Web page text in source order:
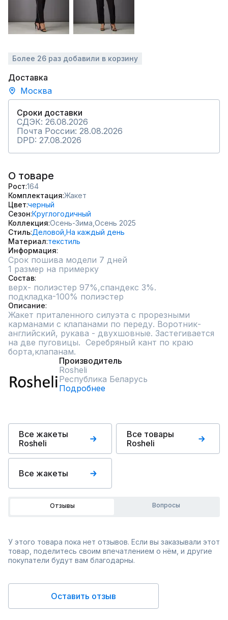
Более 26 раз добавили в корзину
Доставка
Москва
Сроки доставки
СДЭК: 26.08.2026
Почта России: 28.08.2026
DPD: 27.08.2026
О товаре
Рост 164
Комплектация Жакет
Цвет черный
Сезон Круглогодичный
Коллекция Осень-Зима, Осень 2025
Стиль Деловой, На каждый день
Материал текстиль
Информация
Срок пошива модели 7 дней
1 размер на примерку
Состав
верх- полиэстер 97%,спандекс 3%.
подкладка-100% полиэстер
Описание
Жакет приталенного силуэта с прорезными
карманами с клапанами по переду. Воротник-
английский, рукава - двухшовные. Застегивается
на две пуговицы.  Серебряный кант по краю
борта,клапанам.
Производитель
Rosheli
Республика Беларусь
Подробнее
Все жакеты
Rosheli
Все товары
Rosheli
Все жакеты
Отзывы Вопросы
У этого товара пока нет отзывов. Если вы заказывали этот
товар, поделитесь своим впечатлением о нём, и другие
покупатели будут вам благодарны.
Оставить отзыв